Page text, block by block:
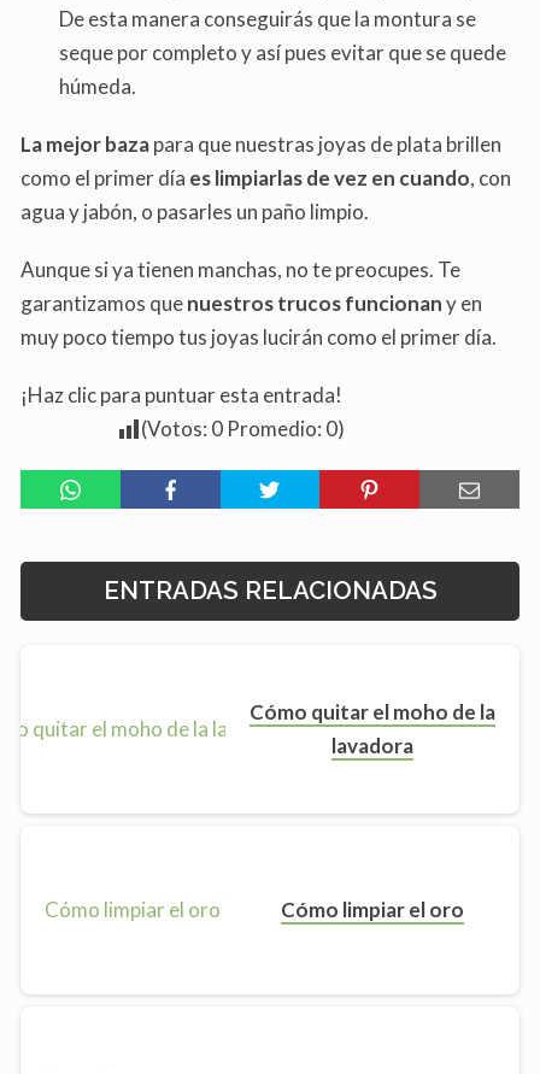
De esta manera conseguirás que la montura se
seque por completo y así pues evitar que se quede
húmeda.
La mejor bazapara que nuestras joyas de plata brillen
como el primer día es limpiarlas de vez en cuando, con
agua y jabón, o pasarles un paño limpio.
Aunque si ya tienen manchas, no te preocupes. Te
garantizamos quenuestros trucos funcionany en
muy poco tiempo tus joyas lucirán como el primer día.
¡Haz clic para puntuar esta entrada!
(Votos: 0 Promedio: 0)
ENTRADAS RELACIONADAS
Cómo quitar el moho de la
lavadora
Cómo limpiar el oro